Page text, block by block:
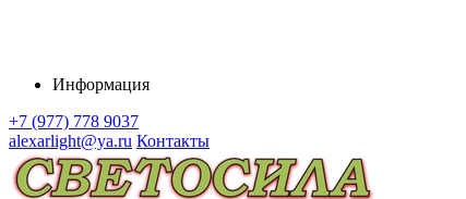
Информация
+7 (977) 778 9037
alexarlight@ya.ru Контакты